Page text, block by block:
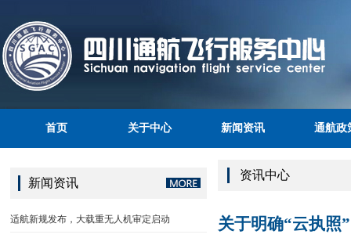
首页 关于中心 新闻资讯 通航政
新闻资讯
适航新规发布，大载重无人机审定启动
资讯中心
关于明确“云执照